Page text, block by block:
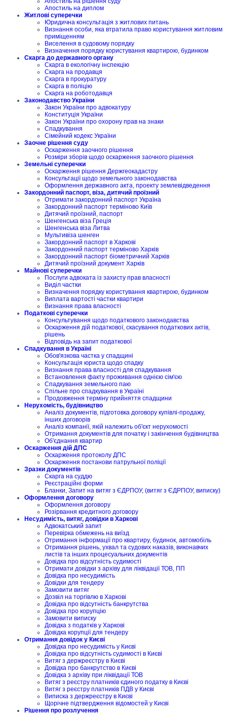
Апостиль на диплом
Житлові суперечки
Юридична консультація з житлових питань
Визнання особи, яка втратила право користування житловим
приміщенням
Виселення в судовому порядку
Визначення порядку користування квартирою, будинком
Скарга до державного органу
Скарга в екологічну інспекцію
Скарга на продавця
Скарга в прокуратуру
Скарга в поліцію
Скарга на роботодавця
Законодавство України
Закон України про адвокатуру
Конституція України
Закон України про охорону прав на знаки
Спадкування
Сімейний кодекс України
Заочне рішення суду
Оскарження заочного рішення
Розміри зборів щодо оскарження заочного рішення
Земельні суперечки
Оскарження рішення Держгеокадастру
Консультації щодо земельного законодавства
Оформлення державного акта, проекту землевідведення
Закордонний паспорт, віза, дитячий проїзний
Отримати закордонний паспорт Україна
Закордонний паспорт терміново Київ
Дитячий проїзний, паспорт
Шенгенська віза Греція
Шенгенська віза Литва
Мультивіза шенген
Закордонний паспорт в Харкові
Закордонний паспорт терміново Харків
Закордонний паспорт біометричний Харків
Дитячий проїзний документ Харків
Майнові суперечки
Послуги адвоката із захисту прав власності
Виділ частки
Визначення порядку користування квартирою, будинком
Виплата вартості частки квартири
Визнання права власності
Податкові суперечки
Консультування щодо податкового законодавства
Оскарження дій податкової, скасування податкових актів,
рішень
Відповідь на запит податкової
Спадкування в Україні
Обов'язкова частка у спадщині
Консультація юриста щодо спадку
Визнання права власності для спадкування
Встановлення факту проживання однією сім'єю
Спадкування земельного паю
Спільне про спадкування в Україні
Продовження терміну прийняття спадщини
Нерухомість, будівництво
Аналіз документів, підготовка договору купівлі-продажу,
інших договорів
Аналіз компанії, якій належить об'єкт нерухомості
Отримання документів для початку і закінчення будівництва
Об'єднання квартир
Оскарження дій ДПС
Оскарження протоколу ДПС
Оскарження постанови патрульної поліції
Зразки документів
Скарга на суддю
Реєстраційні форми
Бланки, Запит на витяг з ЄДРПОУ, (витяг з ЄДРПОУ, виписку)
Оформлення договору
Оформлення договору
Розірвання кредитного договору
Несудимість, витяг, довідки в Харкові
Адвокатський запит
Перевірка обмежень на виїзд
Отримання інформації про квартиру, будинок, автомобіль
Отримання рішень, ухвал та судових наказів, виконавчих
листів та інших процесуальних документів
Довідка про відсутність судимості
Отримати довідки з архіву для ліквідації ТОВ, ПП
Довідка про несудимість
Довідки для тендеру
Замовити витяг
Дозвіл на торгівлю в Харкові
Довідка про відсутність банкрутства
Довідка про корупцію
Замовити виписку
Довідка з податків у Харкові
Довідка корупції для тендеру
Отримання довідок у Києві
Довідка про несудимість у Києві
Довідка про відсутність судимості в Києві
Витяг з держреєстру в Києві
Довідка про банкрутство в Києві
Довідка з архіву при ліквідації ТОВ
Витяг з реєстру платників єдиного податку в Києві
Витяг з реєстру платників ПДВ у Києві
Виписка з держреєстру в Києві
Щорічне підтвердження відомостей у Києві
Рішення про розлучення